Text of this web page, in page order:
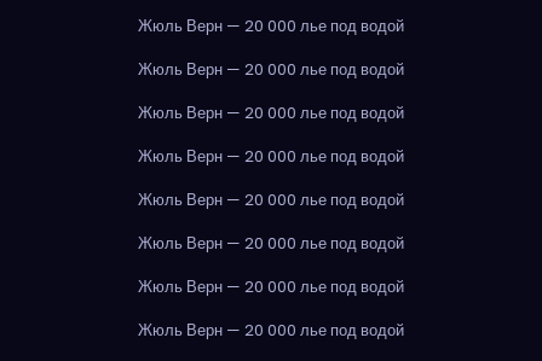
Жюль Верн — 20 000 лье под водой
Жюль Верн — 20 000 лье под водой
Жюль Верн — 20 000 лье под водой
Жюль Верн — 20 000 лье под водой
Жюль Верн — 20 000 лье под водой
Жюль Верн — 20 000 лье под водой
Жюль Верн — 20 000 лье под водой
Жюль Верн — 20 000 лье под водой